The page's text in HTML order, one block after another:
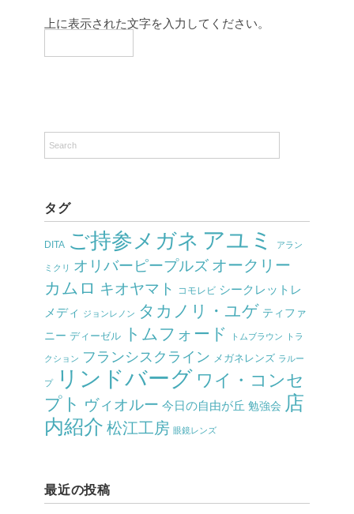
上に表示された文字を入力してください。
タグ
DITA ご持参メガネ アユミ アラン
ミクリ オリバーピープルズ オークリー
カムロ キオヤマト コモレビ シークレットレ
メディ
ジョンレノン タカノリ・ユゲ ティファ
ニー ディーゼル トムフォード トムブラウン トラ
クション フランシスクライン メガネレンズ ラルー
プ リンドバーグ ワイ・コンセ
プト ヴィオルー 今日の自由が丘 勉強会 店
内紹介 松江工房 眼鏡レンズ
最近の投稿